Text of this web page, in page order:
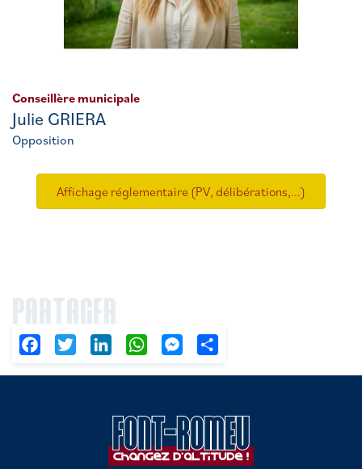
Conseillère municipale
Julie GRIERA
Opposition
Affichage réglementaire (PV, délibérations,...)
PARTAGER
FacebookTwitter LinkedIn WhatsAppMessenger